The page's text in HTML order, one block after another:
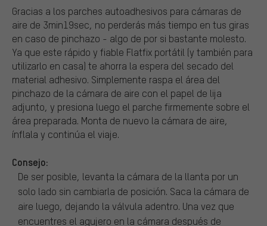
Gracias a los parches autoadhesivos para cámaras de
aire de 3min19sec, no perderás más tiempo en tus giras
en caso de pinchazo - algo de por si bastante molesto.
Ya que este rápido y fiable Flatfix portátil (y también para
utilizarlo en casa) te ahorra la espera del secado del
material adhesivo. Simplemente raspa el área del
pinchazo de la cámara de aire con el papel de lija
adjunto, y presiona luego el parche firmemente sobre el
área preparada. Monta de nuevo la cámara de aire,
ínflala y continúa el viaje.
Consejo:
De ser posible, levanta la cámara de la llanta por un
solo lado sin cambiarla de posición. Saca la cámara de
aire luego, dejando la válvula adentro. Una vez que
encuentres el agujero en la cámara después de